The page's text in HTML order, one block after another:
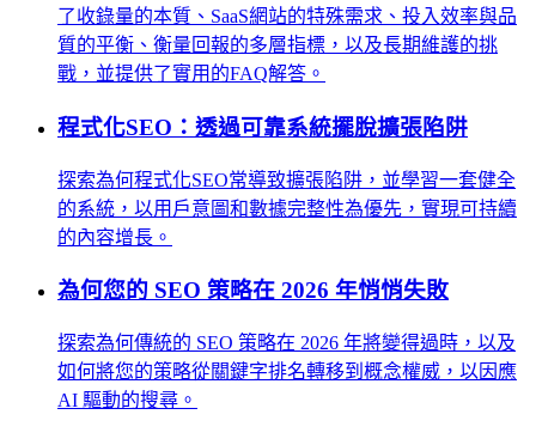
了收錄量的本質、SaaS網站的特殊需求、投入效率與品
質的平衡、衡量回報的多層指標，以及長期維護的挑
戰，並提供了實用的FAQ解答。
程式化SEO：透過可靠系統擺脫擴張陷阱
探索為何程式化SEO常導致擴張陷阱，並學習一套健全
的系統，以用戶意圖和數據完整性為優先，實現可持續
的內容增長。
為何您的 SEO 策略在 2026 年悄悄失敗
探索為何傳統的 SEO 策略在 2026 年將變得過時，以及
如何將您的策略從關鍵字排名轉移到概念權威，以因應
AI 驅動的搜尋。